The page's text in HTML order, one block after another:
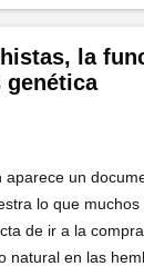
los cascabeles.
en el Pito
la
genética
aparece un
lo que
de ir a la
natural en las